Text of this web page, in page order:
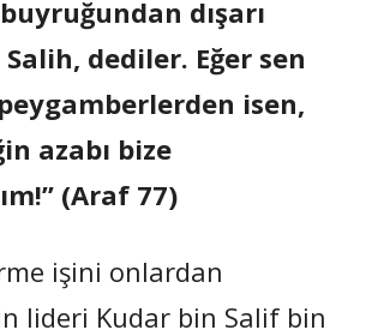
dışarı
Salih, dediler. Eğer sen
isen,
azabı bize
(Araf 77)
işini onlardan
lideri Kudar bin Salif bin